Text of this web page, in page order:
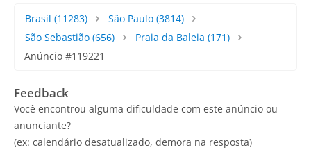
Brasil (11283) São Paulo(3814)
São Sebastião (656) Praia da Baleia (171)
Anúncio #119221
Feedback
Você encontrou alguma dificuldade com este anúncio ou
anunciante?
(ex: calendário desatualizado, demora na resposta)